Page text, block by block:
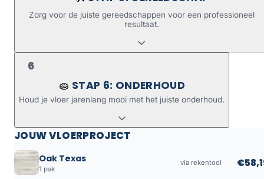
Zorg voor de juiste gereedschappen voor een professioneel
resultaat.
6
🧽 STAP 6: ONDERHOUD
Houd je vloer jarenlang mooi met het juiste onderhoud.
JOUW VLOERPROJECT
Oak Texas
1 pak
via rekentool